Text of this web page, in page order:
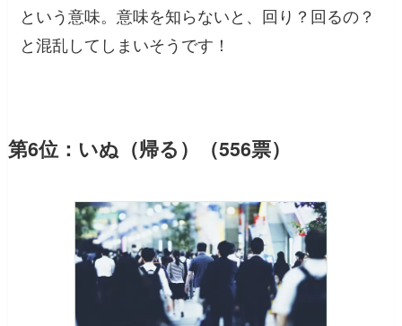
という意味。意味を知らないと、回り？回るの？
と混乱してしまいそうです！
第6位：いぬ（帰る）（556票）